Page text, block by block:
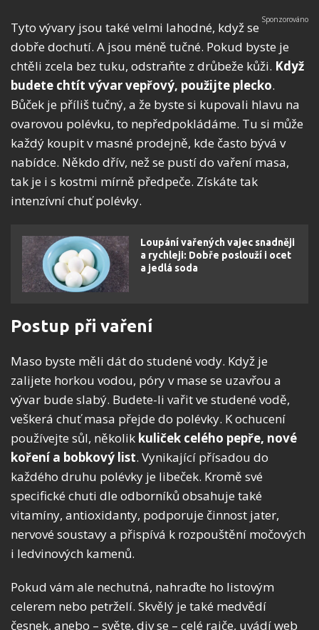
Tyto vývary jsou také velmi lahodné, když se
dobře dochutí. A jsou méně tučné. Pokud byste je
chtěli zcela bez tuku, odstraňte z drůbeže kůži. Když
budete chtít vývar vepřový, použijte plecko.
Bůček je příliš tučný, a že byste si kupovali hlavu na
ovarovou polévku, to nepředpokládáme. Tu si může
každý koupit v masné prodejně, kde často bývá v
nabídce. Někdo dřív, než se pustí do vaření masa,
tak je i s kostmi mírně předpeče. Získáte tak
intenzívní chuť polévky.
Loupání vařených vajec snadněji
a rychleji: Dobře poslouží i ocet
a jedlá soda
Postup při vaření
Maso byste měli dát do studené vody. Když je
zalijete horkou vodou, póry v mase se uzavřou a
vývar bude slabý. Budete-li vařit ve studené vodě,
veškerá chuť masa přejde do polévky. K ochucení
používejte sůl, několik kuliček celého pepře, nové
koření a bobkový list. Vynikající přísadou do
každého druhu polévky je libeček. Kromě své
specifické chuti dle odborníků obsahuje také
vitamíny, antioxidanty, podporuje činnost jater,
nervové soustavy a přispívá k rozpouštění močových
i ledvinových kamenů.
Pokud vám ale nechutná, nahraďte ho listovým
celerem nebo petrželí. Skvělý je také medvědí
česnek, anebo – světe, div se – celé rajče, uvádí web